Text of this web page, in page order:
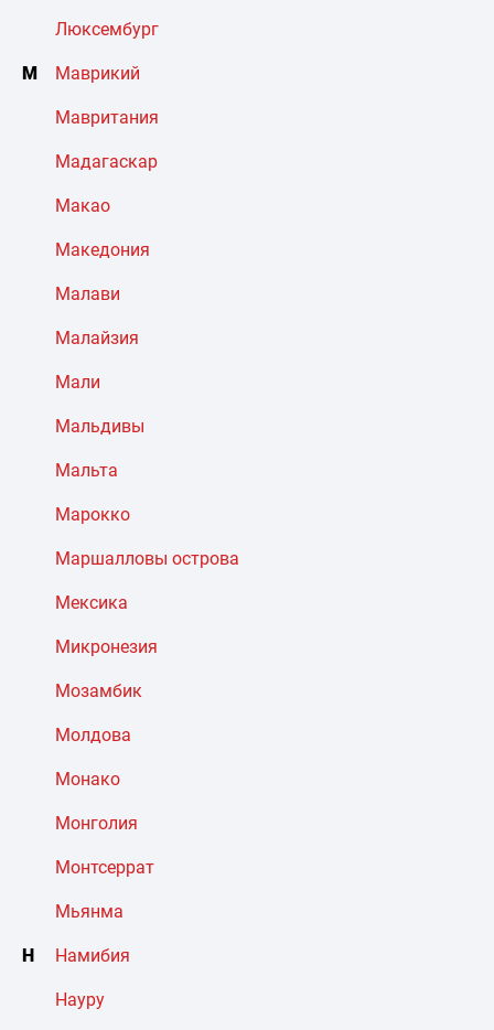
Люксембург
М Маврикий
Мавритания
Мадагаскар
Макао
Македония
Малави
Малайзия
Мали
Мальдивы
Мальта
Марокко
Маршалловы острова
Мексика
Микронезия
Мозамбик
Молдова
Монако
Монголия
Монтсеррат
Мьянма
Н Намибия
Науру